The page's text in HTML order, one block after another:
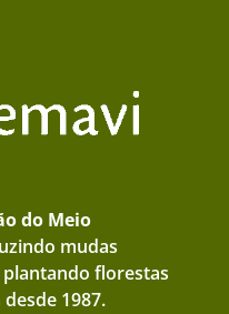
do Meio
mudas
florestas
1987.